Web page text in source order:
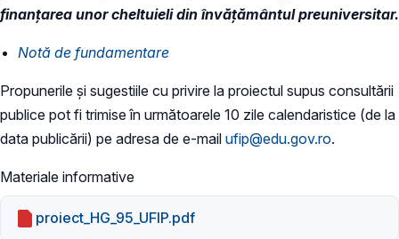
finanțarea unor cheltuieli din învățământul preuniversitar.
Notă de fundamentare
Propunerile și sugestiile cu privire la proiectul supus consultării
publice pot fi trimise în următoarele 10 zile calendaristice (de la
data publicării) pe adresa de e-mail ufip@edu.gov.ro.
Materiale informative
proiect_HG_95_UFIP.pdf